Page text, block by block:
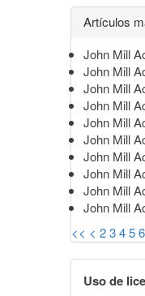
del
Artículos
John Mill
John Mill
John Mill
John Mill
John Mill
John Mill
John Mill
John Mill
John Mill
John Mill
<< < 23456
Uso de